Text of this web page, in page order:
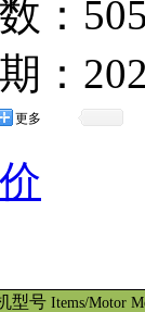
：
：
更多
型号 Items/Motor